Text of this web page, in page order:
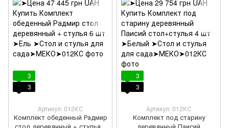
3
3
Артикул: 012КС
Комплект обеденный Радмир
3
3
Артикул: 012КС
Комплект под старину